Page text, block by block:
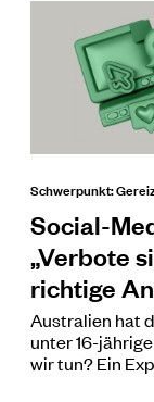
Schwerpunkt:
Social-
„Verbote
richtige
Australien hat
unter 16-
wir tun? Ein